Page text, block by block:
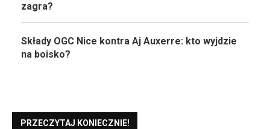
zagra?
Składy OGC Nice kontra Aj Auxerre: kto wyjdzie
na boisko?
PRZECZYTAJ KONIECZNIE!